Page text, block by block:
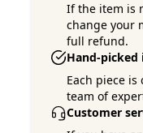
If the item is
change your
full refund.
Hand-picked
Each piece
team of
Customer